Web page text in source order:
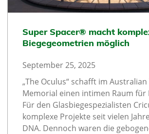
Super Spacer® macht
Biegegeometrien möglich
September 25, 2025
„The Oculus“ schafft im
Memorial einen intimen Raum für
Für den Glasbiegespezialisten
komplexe Projekte seit vielen
DNA. Dennoch waren die